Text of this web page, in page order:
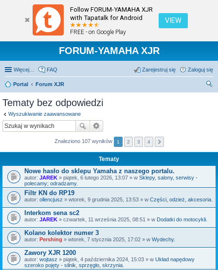
Follow FORUM-YAMAHA XJR
with Tapatalk for Android
FREE - on Google Play
VIEW
FORUM-YAMAHA XJR
Więcej… FAQ Zaloguj się
Zarejestruj się
Portal
Forum XJR
Tematy bez odpowiedzi
Wyszukiwanie zaawansowane
Znaleziono 107 wyników 1 2 3 4
Tematy
Nowe hasło do sklepu Yamaha z naszego portalu.
autor: JAREK » piątek, 6 lutego 2026, 13:07 » w Sklepy, salony, serwisy -
polecamy; odradzamy.
Filtr KN do RP19
autor: ollencjusz » wtorek, 9 grudnia 2025, 13:53 » w Części, odzież, akcesoria.
Interkom sena sc2
autor: JAREK » czwartek, 11 września 2025, 08:51 » w Dodatki do motocykli.
Kolano kolektor numer 3
autor: Pershing » wtorek, 7 stycznia 2025, 17:02 » w Wydechy.
Zawory XJR 1200
autor: wojtasz » piątek, 4 października 2024, 15:03 » w Układ napędowy
szeroko pojęty - silnik, sprzęgło, skrzynia.